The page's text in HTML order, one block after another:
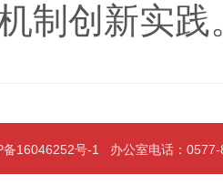
制创新实践
备16046252号-1 办公室电话：